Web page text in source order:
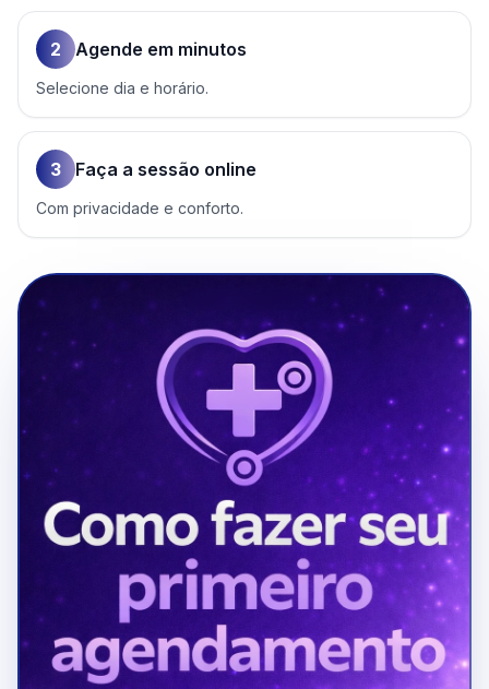
2 Agende em minutos
Selecione dia e horário.
3 Faça a sessão online
Com privacidade e conforto.